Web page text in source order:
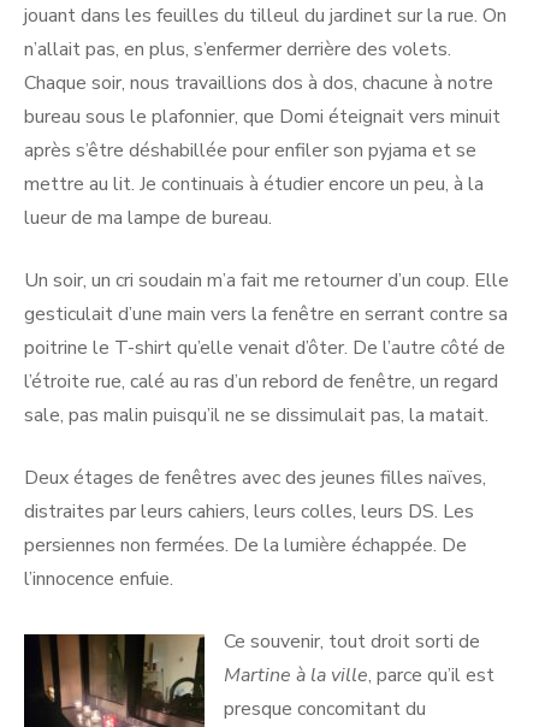
jouant dans les feuilles du tilleul du jardinet sur la rue. On
n’allait pas, en plus, s’enfermer derrière des volets.
Chaque soir, nous travaillions dos à dos, chacune à notre
bureau sous le plafonnier, que Domi éteignait vers minuit
après s’être déshabillée pour enfiler son pyjama et se
mettre au lit. Je continuais à étudier encore un peu, à la
lueur de ma lampe de bureau.
Un soir, un cri soudain m’a fait me retourner d’un coup. Elle
gesticulait d’une main vers la fenêtre en serrant contre sa
poitrine le T-shirt qu’elle venait d’ôter. De l’autre côté de
l’étroite rue, calé au ras d’un rebord de fenêtre, un regard
sale, pas malin puisqu’il ne se dissimulait pas, la matait.
Deux étages de fenêtres avec des jeunes filles naïves,
distraites par leurs cahiers, leurs colles, leurs DS. Les
persiennes non fermées. De la lumière échappée. De
l’innocence enfuie.
Ce souvenir, tout droit sorti de
Martine à la ville, parce qu’il est
presque concomitant du